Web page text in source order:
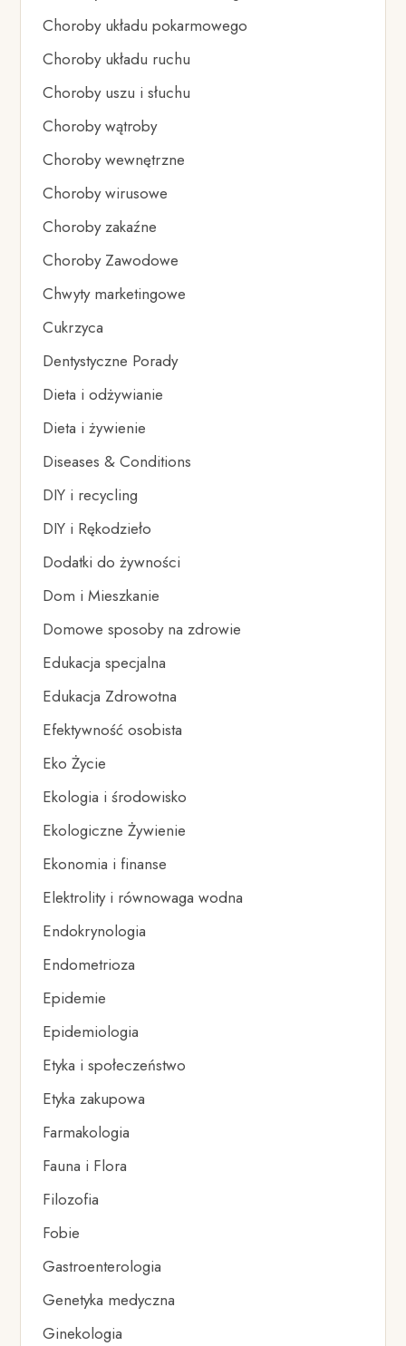
Choroby układu pokarmowego
Choroby układu ruchu
Choroby uszu i słuchu
Choroby wątroby
Choroby wewnętrzne
Choroby wirusowe
Choroby zakaźne
Choroby Zawodowe
Chwyty marketingowe
Cukrzyca
Dentystyczne Porady
Dieta i odżywianie
Dieta i żywienie
Diseases & Conditions
DIY i recycling
DIY i Rękodzieło
Dodatki do żywności
Dom i Mieszkanie
Domowe sposoby na zdrowie
Edukacja specjalna
Edukacja Zdrowotna
Efektywność osobista
Eko Życie
Ekologia i środowisko
Ekologiczne Żywienie
Ekonomia i finanse
Elektrolity i równowaga wodna
Endokrynologia
Endometrioza
Epidemie
Epidemiologia
Etyka i społeczeństwo
Etyka zakupowa
Farmakologia
Fauna i Flora
Filozofia
Fobie
Gastroenterologia
Genetyka medyczna
Ginekologia